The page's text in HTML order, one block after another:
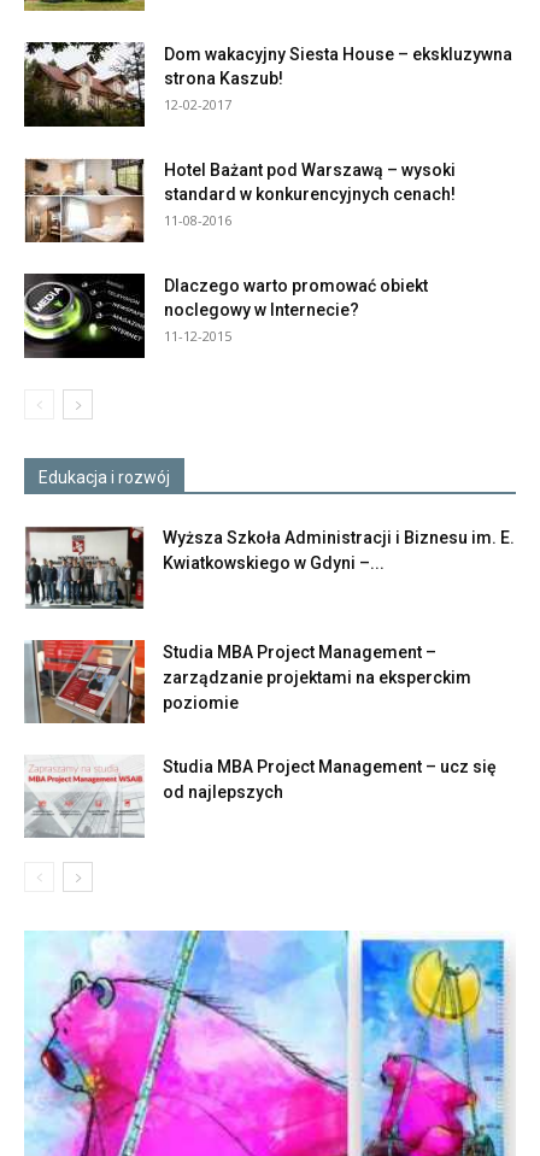
Dom wakacyjny Siesta House – ekskluzywna
strona Kaszub!
12-02-2017
Hotel Bażant pod Warszawą – wysoki
standard w konkurencyjnych cenach!
11-08-2016
Dlaczego warto promować obiekt
noclegowy w Internecie?
11-12-2015
Edukacja i rozwój
Wyższa Szkoła Administracji i Biznesu im. E.
Kwiatkowskiego w Gdyni –...
Studia MBA Project Management –
zarządzanie projektami na eksperckim
poziomie
Studia MBA Project Management – ucz się
od najlepszych